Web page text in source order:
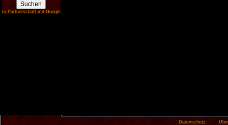
In Partnerschaft mit Google
Datenschutz